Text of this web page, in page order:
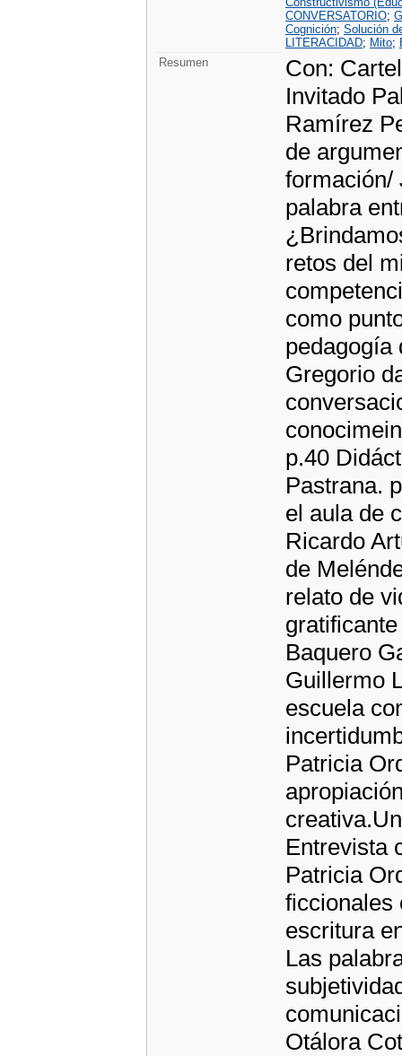
CONVERSATORIO;
Cognición; Solución
LITERACIDAD; Mito;
Resumen
Con:
Invitado
Ramírez
de
formación/
palabra
retos del
como
pedagogía
Gregorio
p.40
Pastrana.
el aula de
Ricardo
de
relato de
Baquero
Guillermo
escuela
Patricia
Entrevista
Patricia
ficcionales
escritura
Las
Otálora